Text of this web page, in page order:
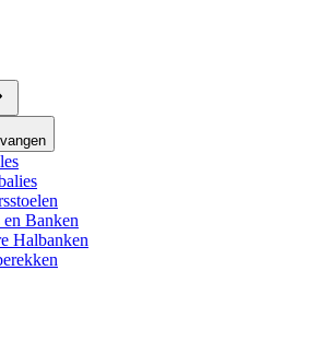
Banken
Halbanken